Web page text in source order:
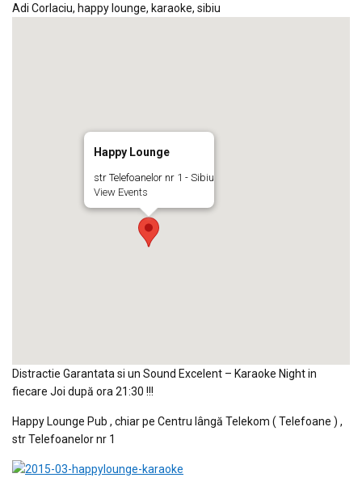
Adi Corlaciu, happy lounge, karaoke, sibiu
Happy Lounge
str Telefoanelor nr 1 - Sibiu
View Events
Distractie Garantata si un Sound Excelent – Karaoke Night in
fiecare Joi după ora 21:30 !!!
Happy Lounge Pub , chiar pe Centru lângă Telekom ( Telefoane ) ,
str Telefoanelor nr 1